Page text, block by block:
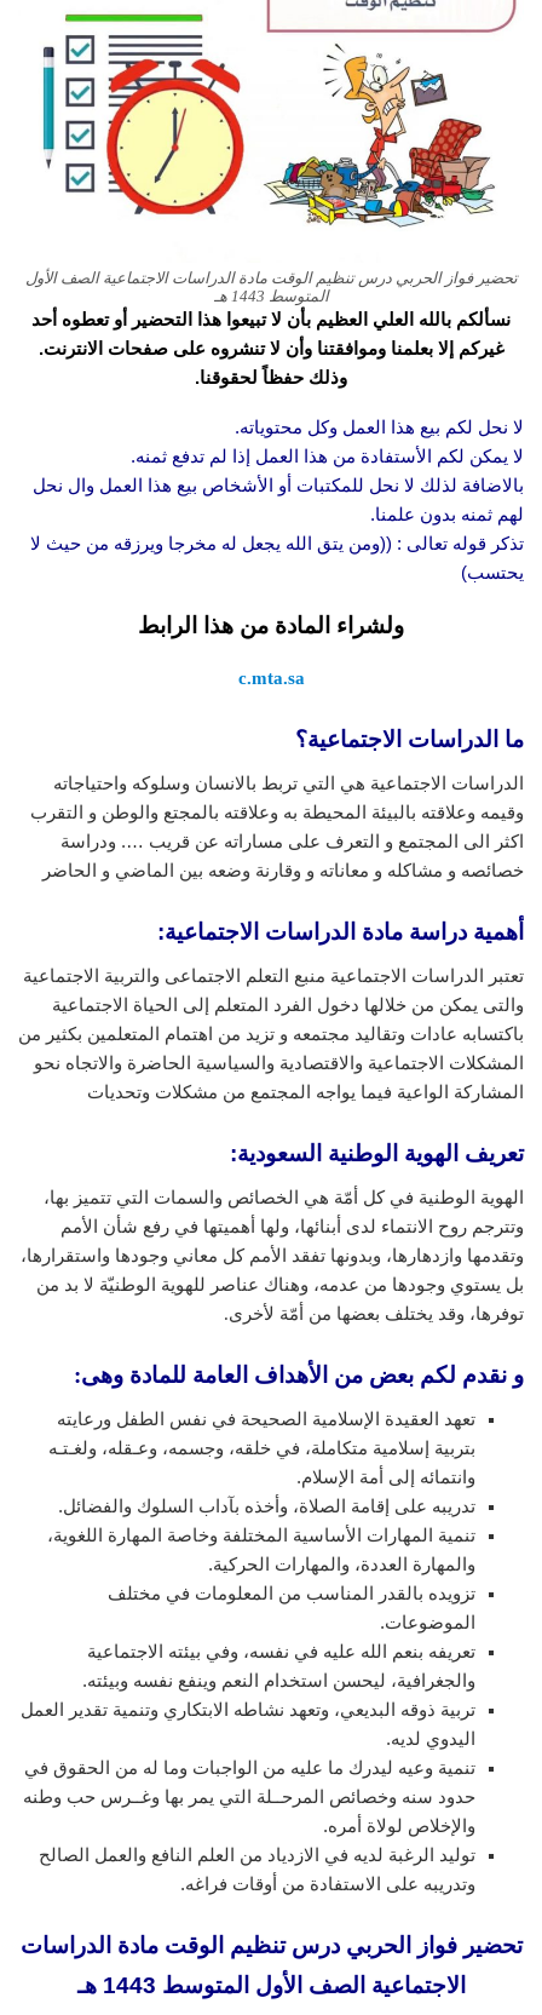
تحضير فواز الحربي درس تنظيم الوقت مادة الدراسات الاجتماعية الصف الأول
المتوسط 1443 هـ
نسألكم بالله العلي العظيم بأن لا تبيعوا هذا التحضير أو تعطوه أحد
غيركم إلا بعلمنا وموافقتنا وأن لا تنشروه على صفحات الانترنت.
وذلك حفظاً لحقوقنا.
لا نحل لكم بيع هذا العمل وكل محتوياته.
لا يمكن لكم الأستفادة من هذا العمل إذا لم تدفع ثمنه.
بالاضافة لذلك لا نحل للمكتبات أو الأشخاص بيع هذا العمل وال نحل
لهم ثمنه بدون علمنا.
تذكر قوله تعالى : ((ومن يتق الله يجعل له مخرجا ويرزقه من حيث لا
يحتسب)
ولشراء المادة من هذا الرابط
c.mta.sa
ما الدراسات الاجتماعية؟
الدراسات الاجتماعية هي التي تربط بالانسان وسلوكه واحتياجاته
وقيمه وعلاقته بالبيئة المحيطة به وعلاقته بالمجتع والوطن و التقرب
اكثر الى المجتمع و التعرف على مساراته عن قريب …. ودراسة
خصائصه و مشاكله و معاناته و وقارنة وضعه بين الماضي و الحاضر
أهمية دراسة مادة الدراسات الاجتماعية:
تعتبر الدراسات الاجتماعية منبع التعلم الاجتماعى والتربية الاجتماعية
والتى يمكن من خلالها دخول الفرد المتعلم إلى الحياة الاجتماعية
باكتسابه عادات وتقاليد مجتمعه و تزيد من اهتمام المتعلمين بكثير من
المشكلات الاجتماعية والاقتصادية والسياسية الحاضرة والاتجاه نحو
المشاركة الواعية فيما يواجه المجتمع من مشكلات وتحديات
تعريف الهوية الوطنية السعودية:
الهوية الوطنية في كل أمّة هي الخصائص والسمات التي تتميز بها،
وتترجم روح الانتماء لدى أبنائها، ولها أهميتها في رفع شأن الأمم
وتقدمها وازدهارها، وبدونها تفقد الأمم كل معاني وجودها واستقرارها،
بل يستوي وجودها من عدمه، وهناك عناصر للهوية الوطنيّة لا بد من
توفرها، وقد يختلف بعضها من أمّة لأخرى.
و نقدم لكم بعض من الأهداف العامة للمادة وهى:
تعهد العقيدة الإسلامية الصحيحة في نفس الطفل ورعايته
بتربية إسلامية متكاملة، في خلقه، وجسمه، وعـقله، ولغـتـه
وانتمائه إلى أمة الإسلام.
تدريبه على إقامة الصلاة، وأخذه بآداب السلوك والفضائل.
تنمية المهارات الأساسية المختلفة وخاصة المهارة اللغوية،
والمهارة العددة، والمهارات الحركية.
تزويده بالقدر المناسب من المعلومات في مختلف
الموضوعات.
تعريفه بنعم الله عليه في نفسه، وفي بيئته الاجتماعية
والجغرافية، ليحسن استخدام النعم وينفع نفسه وبيئته.
تربية ذوقه البديعي، وتعهد نشاطه الابتكاري وتنمية تقدير العمل
اليدوي لديه.
تنمية وعيه ليدرك ما عليه من الواجبات وما له من الحقوق في
حدود سنه وخصائص المرحــلة التي يمر بها وغــرس حب وطنه
والإخلاص لولاة أمره.
توليد الرغبة لديه في الازدياد من العلم النافع والعمل الصالح
وتدريبه على الاستفادة من أوقات فراغه.
تحضير فواز الحربي درس تنظيم الوقت مادة الدراسات
الاجتماعية الصف الأول المتوسط 1443 هـ